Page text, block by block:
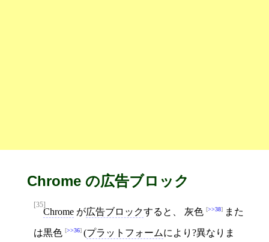
Chrome の広告ブロック
[35]
Chrome が広告ブロックすると、 灰色 >>38 また
は黒色 >>36 (プラットフォームにより?異なりま